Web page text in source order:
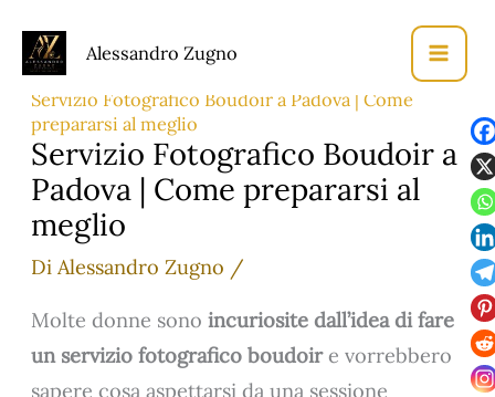
Vai
contenuto
Alessandro Zugno
Home
Servizio Fotografico Boudoir a Padova | Come
prepararsi al meglio
Servizio Fotografico Boudoir a
Padova | Come prepararsi al
meglio
DiAlessandro Zugno /
Molte donne sonoincuriosite dall’idea di fare
un servizio fotografico boudoire vorrebbero
sapere cosa aspettarsi da una sessione